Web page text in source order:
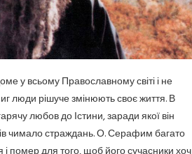
у всьому Православному світі і не
люди рішуче змінюють своє життя. В
любов до Істини, заради якої він
чимало страждань. О. Серафим багато